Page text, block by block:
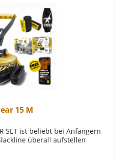
15 M
SET ist beliebt bei Anfängern
überall aufstellen